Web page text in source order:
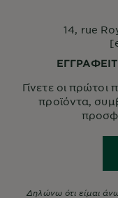
14, rue
Γίνετε οι πρώτοι
προϊόντα,
Δηλώνω ότι είμαι